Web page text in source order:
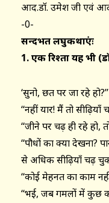
आद.डॉ. उमेश जी एवं आद.
-0-
सन्दर्भित लघुकथाएंः
1. एक रिश्ता यह भी
‘सुनो, छत पर जा रहे
‘‘नहीं यार! मैं तो
‘‘जीने पर चढ़ ही रहे हो,
‘‘पौधों का क्या देखना?
से अधिक सीढ़ियाँ चढ़
‘‘कोई मेहनत का काम
‘‘भई, जब गमलों में कुछ